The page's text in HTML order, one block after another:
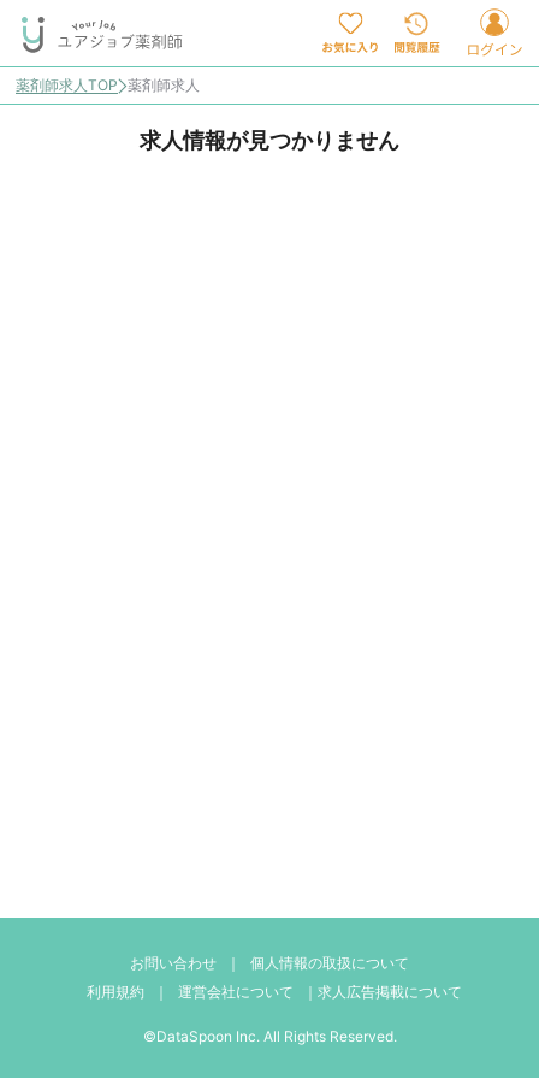
薬剤師求人TOP 薬剤師求人
求人情報が見つかりません
お問い合わせ ｜
個人情報の取扱について
利用規約
｜ 運営会社について ｜ 求人広告掲載について
©DataSpoon Inc. All Rights Reserved.